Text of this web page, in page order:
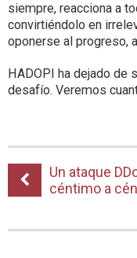
siempre, reacciona a
convirtiéndolo en
oponerse al progreso,
HADOPI ha dejado de
desafío. Veremos
Un ataque
céntimo a